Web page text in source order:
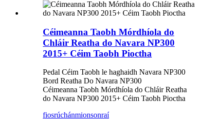
Céimeanna Taobh Mórdhíola do
Chláir Reatha do Navara NP300
2015+ Céim Taobh Pioctha
Pedal Céim Taobh le haghaidh Navara NP300
Bord Reatha Do Navara NP300
Céimeanna Taobh Mórdhíola do Chláir Reatha
do Navara NP300 2015+ Céim Taobh Pioctha
fiosrúchánmionsonraí